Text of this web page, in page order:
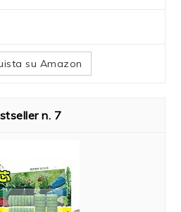
su Amazon
7